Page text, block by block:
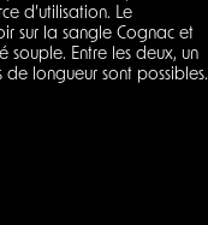
d’utilisation. Le
sur la sangle Cognac et
souple. Entre les deux, un
longueur sont possibles.